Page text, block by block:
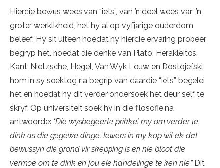
Hierdie bewus wees van “iets”, van ’n deel wees van ’n
groter werklikheid, het hy al op vyfjarige ouderdom
beleef. Hy sit uiteen hoedat hy hierdie ervaring probeer
begryp het, hoedat die denke van Plato, Herakleitos,
Kant, Nietzsche, Hegel, Van Wyk Louw en Dostojefski
hom in sy soektog na begrip van daardie “iets” begelei
het en hoedat hy dit verder ondersoek het deur self te
skryf. Op universiteit soek hy in die filosofie na
antwoorde: “Die wysbegeerte prikkel my om verder te
dink as die gegewe dinge. Iewers in my kop wil ek dat
bewussyn die grond vir skepping is en nie bloot die
vermoë om te dink en jou eie handelinge te ken nie.” Dit